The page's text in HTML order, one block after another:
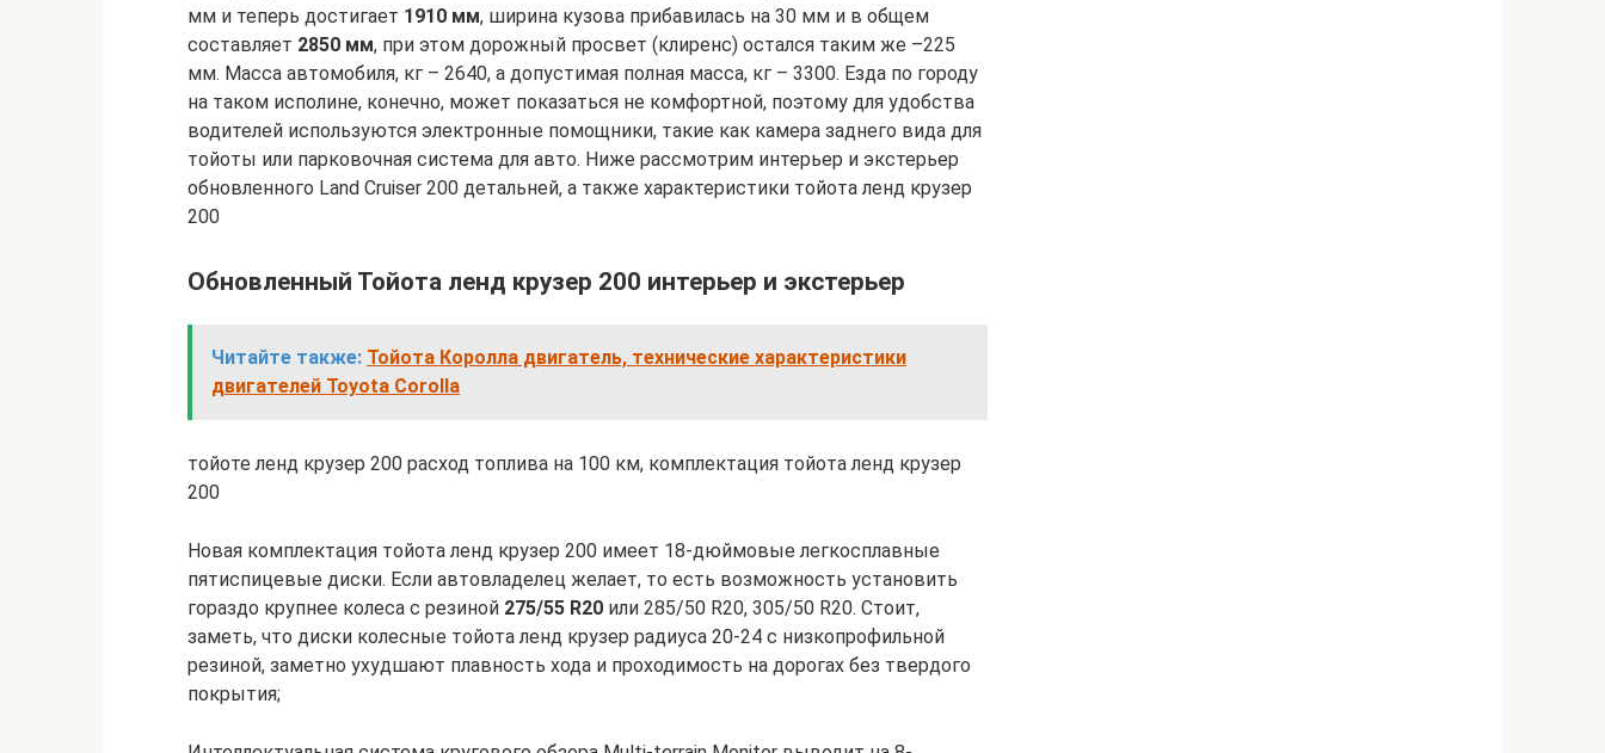
мм и теперь достигает 1910 мм, ширина кузова прибавилась на 30 мм и в общем
составляет 2850 мм, при этом дорожный просвет (клиренс) остался таким же –225
мм. Масса автомобиля, кг – 2640, а допустимая полная масса, кг – 3300. Езда по городу
на таком исполине, конечно, может показаться не комфортной, поэтому для удобства
водителей используются электронные помощники, такие как камера заднего вида для
тойоты или парковочная система для авто. Ниже рассмотрим интерьер и экстерьер
обновленного Land Cruiser 200 детальней, а также характеристики тойота ленд крузер
200
Обновленный Тойота ленд крузер 200 интерьер и экстерьер
Читайте также: Тойота Королла двигатель, технические характеристики
двигателей Toyota Corolla
тойоте ленд крузер 200 расход топлива на 100 км, комплектация тойота ленд крузер
200
Новая комплектация тойота ленд крузер 200 имеет 18-дюймовые легкосплавные
пятиспицевые диски. Если автовладелец желает, то есть возможность установить
гораздо крупнее колеса с резиной 275/55 R20 или 285/50 R20, 305/50 R20. Стоит,
заметь, что диски колесные тойота ленд крузер радиуса 20-24 с низкопрофильной
резиной, заметно ухудшают плавность хода и проходимость на дорогах без твердого
покрытия;